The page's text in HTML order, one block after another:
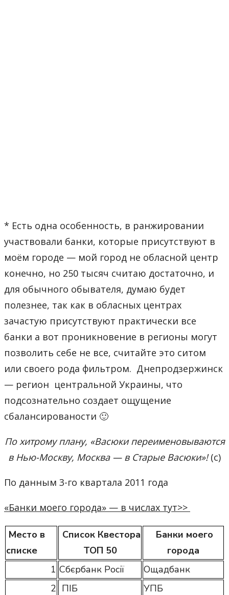
* Есть одна особенность, в ранжировании
участвовали банки, которые присутствуют в
моём городе — мой город не обласной центр
конечно, но 250 тысяч считаю достаточно, и
для обычного обывателя, думаю будет
полезнее, так как в обласных центрах
зачастую присутствуют практически все
банки а вот проникновение в регионы могут
позволить себе не все, считайте это ситом
или своего рода фильтром. Днепродзержинск
— регион центральной Украины, что
подсознательно создает ощущение
сбалансированости 🙂
По хитрому плану, «Васюки переименовываются
в Нью-Москву, Москва — в Старые Васюки»!(с)
По данным 3-го квартала 2011 года
«Банки моего города» — в числах тут>>
Место в
списке
Список Квестора
ТОП 50
Банки моего
города
1 Сбєрбанк Росії
Ощадбанк
2 ПІБ
УПБ